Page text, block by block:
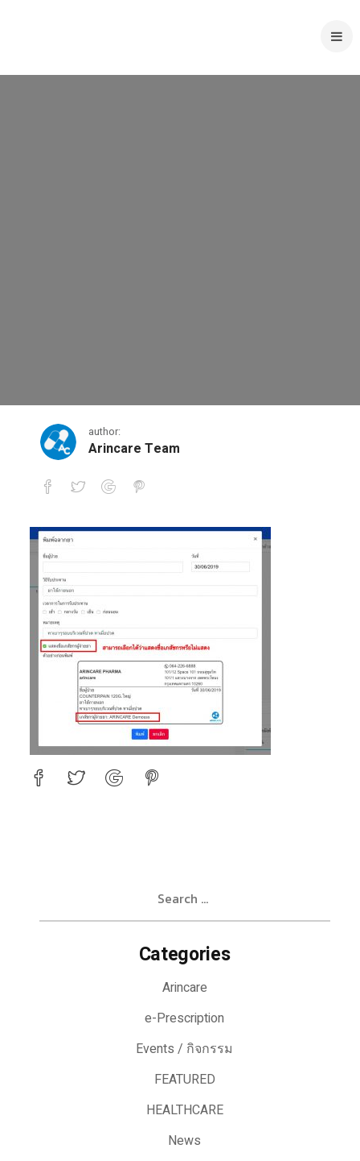
ตั้งค่าฉลาก
author:
Arincare Team
ตั้งค่าฉลาก
Categories
Arincare
e-Prescription
Events / กิจกรรม
FEATURED
HEALTHCARE
News